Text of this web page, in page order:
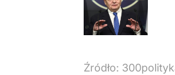
Źródło: